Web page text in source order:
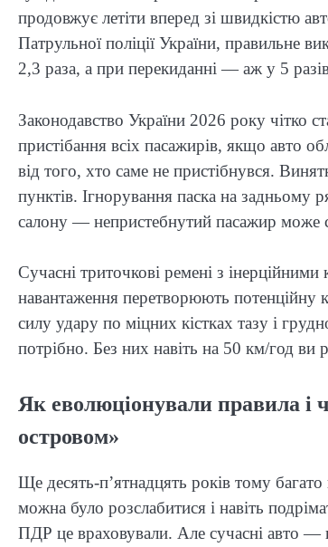
продовжує летіти вперед зі швидкістю
Патрульної поліції України, правильне
2,3 раза, а при перекиданні — аж у 5
Законодавство України 2026 року чітко
пристібання всіх пасажирів, якщо авто
від того, хто саме не пристібнувся.
пунктів. Ігнорування паска на задньому
салону — непристебнутий пасажир може
Сучасні триточкові ремені з
навантаження перетворюють потенційну
силу удару по міцних кістках тазу і
потрібно. Без них навіть на 50 км/год ви
Як еволюціонували правила і
островом»
Ще десять-п’ятнадцять років тому багато
можна було розслабитися і навіть
ПДР це враховували. Але сучасні авто —